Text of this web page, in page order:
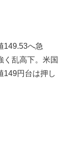
149.53へ急
く乱高下。米国
149円台は押し